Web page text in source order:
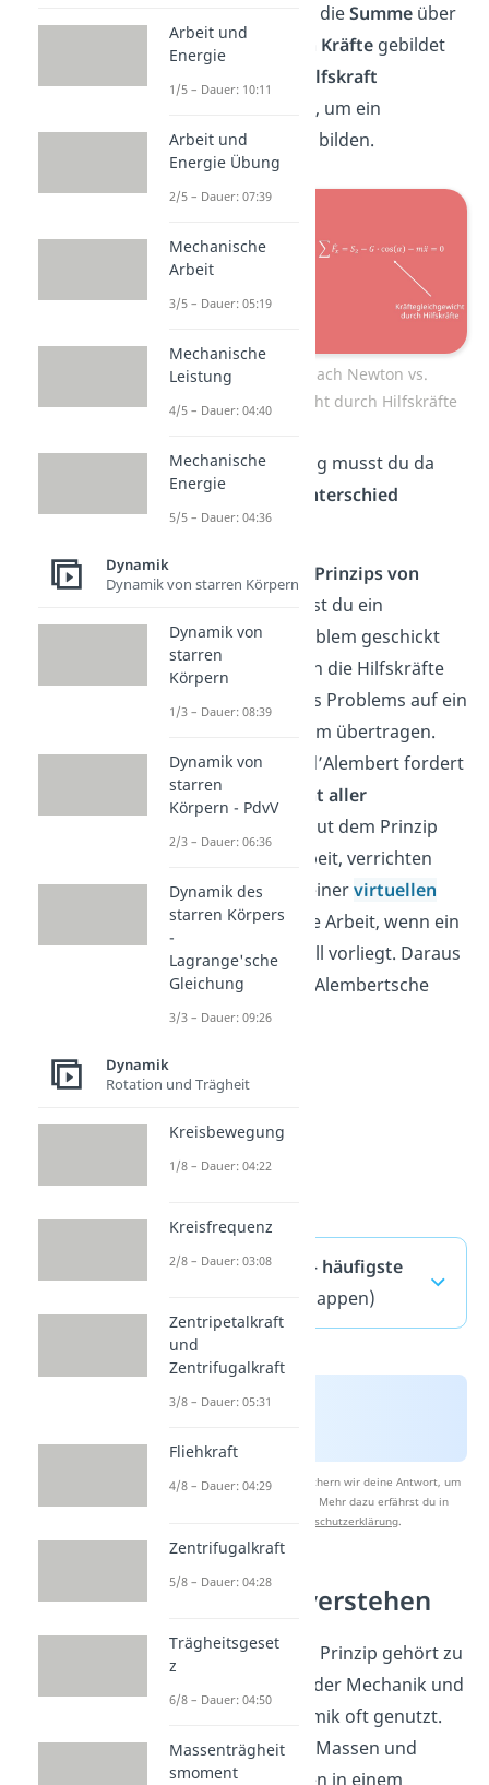
Gleichung wurde dieSummeüber
dieangreifenden Kräftegebildet
Hilfskraft
hinzugenommen, um ein
Gleichgewicht zu bilden.
Kräftebilanz nach Newton vs.
Kräftegleichgewicht durch Hilfskräfte
In der Anwendung musst du da
jedoch
keinen Unterschied
machen.
Mit der Hilfe des Prinzips von
kannst du ein
dynamisches Problem geschickt
lösen, denn durch die Hilfskräfte
wird diese Art des Problems auf ein
statisches Problem übertragen.
Das Prinzip von d’Alembert fordert
einGleichgewicht aller
. Laut dem Prinzip
der virtuellen Arbeit, verrichten
diese Kräfte bei einervirtuellen
Verrückungkeine Arbeit, wenn ein
Gleichgewichtsfall vorliegt. Daraus
folgt dann das d’Alembertsche
Prinzip.
d’Alembert — häufigste
(ausklappen)
Nach Beantwortung speichern wir deine Antwort, um
Studyflix zu verbessern. Mehr dazu erfährst du in
Datenschutzerklärung.
Mechanik verstehen
D’Alembertsches Prinzip gehört zu
den Grundideen der Mechanik und
wird in der Dynamik oft genutzt.
Du stellst Kräfte, Massen und
Beschleunigungen in einem
Arbeit und
Energie
1/5 – Dauer: 10:11
Arbeit und
Energie Übung
2/5 – Dauer: 07:39
Mechanische
Arbeit
3/5 – Dauer: 05:19
Mechanische
Leistung
4/5 – Dauer: 04:40
Mechanische
Energie
5/5 – Dauer: 04:36
Dynamik
Dynamik von starren Körpern
Dynamik von
starren
Körpern
1/3 – Dauer: 08:39
Dynamik von
starren
Körpern - PdvV
2/3 – Dauer: 06:36
Dynamik des
starren Körpers
-
Lagrange'sche
Gleichung
3/3 – Dauer: 09:26
Dynamik
Rotation und Trägheit
Kreisbewegung
1/8 – Dauer: 04:22
Kreisfrequenz
2/8 – Dauer: 03:08
Zentripetalkraft
und
Zentrifugalkraft
3/8 – Dauer: 05:31
Fliehkraft
4/8 – Dauer: 04:29
Zentrifugalkraft
5/8 – Dauer: 04:28
Trägheitsgeset
z
6/8 – Dauer: 04:50
Massenträgheit
smoment